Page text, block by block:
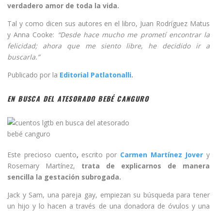
verdadero amor de toda la vida.
Tal y como dicen sus autores en el libro, Juan Rodríguez Matus
y Anna Cooke: “Desde hace mucho me prometí encontrar la
felicidad; ahora que me siento libre, he decidido ir a
buscarla.”
Publicado por la Editorial Patlatonalli.
EN BUSCA DEL ATESORADO BEBÉ CANGURO
Este precioso cuento, escrito por Carmen Martínez Jover y
Rosemary Martínez, trata de explicarnos de manera
sencilla la gestación subrogada.
Jack y Sam, una pareja gay, empiezan su búsqueda para tener
un hijo y lo hacen a través de una donadora de óvulos y una